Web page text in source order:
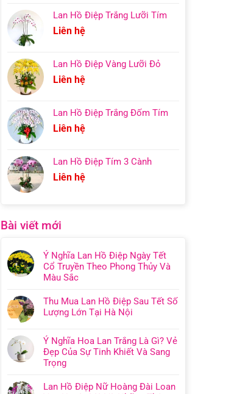
Lan Hồ Điệp Trắng Lưỡi Tím
Liên hệ
Lan Hồ Điệp Vàng Lưỡi Đỏ
Liên hệ
Lan Hồ Điệp Trắng Đốm Tím
Liên hệ
Lan Hồ Điệp Tím 3 Cành
Liên hệ
Bài viết mới
Ý Nghĩa Lan Hồ Điệp Ngày Tết
Cổ Truyền Theo Phong Thủy Và
Màu Sắc
Thu Mua Lan Hồ Điệp Sau Tết Số
Lượng Lớn Tại Hà Nội
Ý Nghĩa Hoa Lan Trắng Là Gì? Vẻ
Đẹp Của Sự Tinh Khiết Và Sang
Trọng
Lan Hồ Điệp Nữ Hoàng Đài Loan